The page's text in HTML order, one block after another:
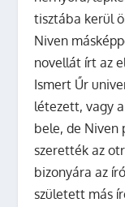
tisztába kerül
Niven
novellát írt az
Ismert Űr
létezett, vagy
bele, de Niven
szerették az
bizonyára az
született más